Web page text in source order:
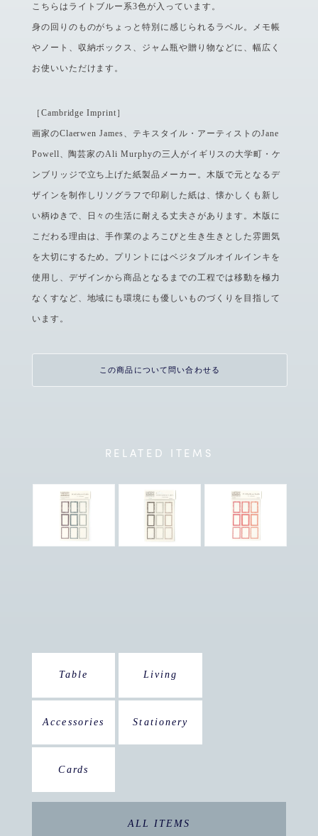
こちらはライトブルー系3色が入っています。
身の回りのものがちょっと特別に感じられるラベル。メモ帳
やノート、収納ボックス、ジャム瓶や贈り物などに、幅広く
お使いいただけます。
［Cambridge Imprint］
画家のClaerwen James、テキスタイル・アーティストのJane
Powell、陶芸家のAli Murphyの三人がイギリスの大学町・ケ
ンブリッジで立ち上げた紙製品メーカー。木版で元となるデ
ザインを制作しリソグラフで印刷した紙は、懐かしくも新し
い柄ゆきで、日々の生活に耐える丈夫さがあります。木版に
こだわる理由は、手作業のよろこびと生き生きとした雰囲気
を大切にするため。プリントにはベジタブルオイルインキを
使用し、デザインから商品となるまでの工程では移動を極力
なくすなど、地域にも環境にも優しいものづくりを目指して
います。
この商品について問い合わせる
RELATED ITEMS
Table Living
Accessories Stationery
Cards
ALL ITEMS